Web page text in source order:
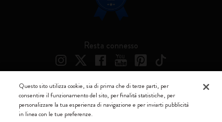
Resta connesso
Moleskine ® è un marchio registrato di Moleskine Srl a socio unico
Moleskine srl a socio unico - Via Bergognone, 34 – 20144 Milano -
Questo sito utilizza cookie, sia di prima che di terze parti, per
consentire il funzionamento del sito, per finalità statistiche, per
personalizzare la tua esperienza di navigazione e per inviarti pubblicità
in linea con le tue preferenze.